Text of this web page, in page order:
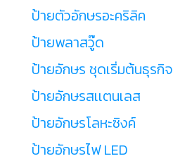
ป้ายตัวอักษรอะคริลิค
ป้ายพลาสวู๊ด
ป้ายอักษร ชุดเริ่มต้นธุรกิจ
ป้ายอักษรสเเตนเลส
ป้ายอักษรโลหะซิงค์
ป้ายอักษรไฟ LED